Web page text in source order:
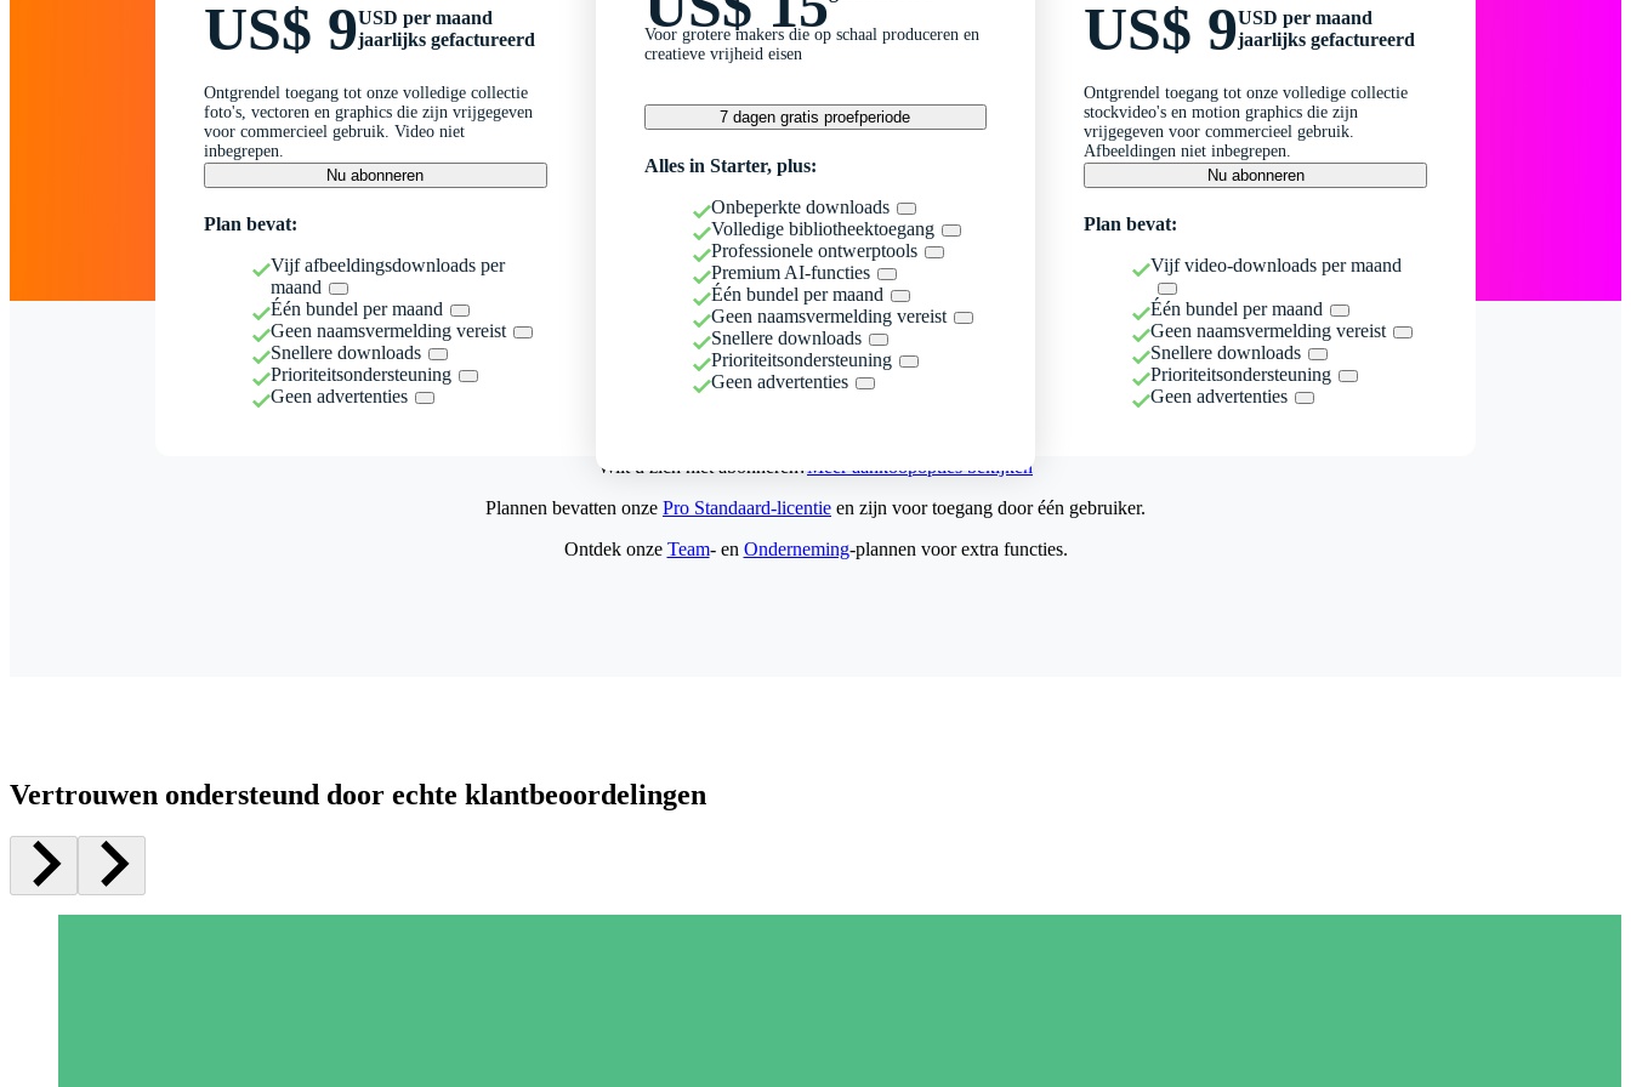
US$ 9USD per maand
jaarlijks gefactureerd
Ontgrendel toegang tot onze volledige collectie
foto's, vectoren en graphics die zijn vrijgegeven
voor commercieel gebruik. Video niet
inbegrepen.
Nu abonneren
Plan bevat:
Vijf afbeeldingsdownloads per
maand
Één bundel per maand
Geen naamsvermelding vereist
Snellere downloads
Prioriteitsondersteuning
Geen advertenties
Voor grotere makers die op schaal produceren en
creatieve vrijheid eisen
7 dagen gratis proefperiode
Alles in Starter, plus:
Onbeperkte downloads
Volledige bibliotheektoegang
Professionele ontwerptools
Premium AI-functies
Één bundel per maand
Geen naamsvermelding vereist
Snellere downloads
Prioriteitsondersteuning
Geen advertenties
US$ 9USD per maand
jaarlijks gefactureerd
Ontgrendel toegang tot onze volledige collectie
stockvideo's en motion graphics die zijn
vrijgegeven voor commercieel gebruik.
Afbeeldingen niet inbegrepen.
Nu abonneren
Plan bevat:
Vijf video-downloads per maand
Één bundel per maand
Geen naamsvermelding vereist
Snellere downloads
Prioriteitsondersteuning
Geen advertenties
Wilt u zich niet abonneren?Meer aankoopopties bekijken
Plannen bevatten onze Pro Standaard-licentie en zijn voor toegang door één gebruiker.
Ontdek onze Team- en Onderneming-plannen voor extra functies.
Vertrouwen ondersteund door echte klantbeoordelingen